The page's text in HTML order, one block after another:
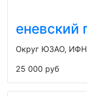
еневский
Округ ЮЗАО,
25 000 руб